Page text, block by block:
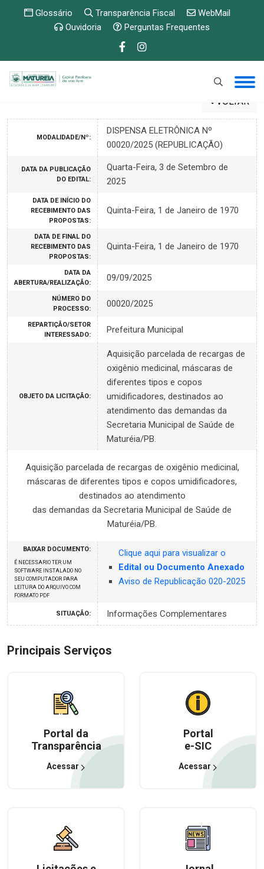
Glossário Transparência Fiscal
WebMail
Ouvidoria
Perguntas Frequentes
VOLTAR
MODALIDADE/Nº:
DISPENSA ELETRÔNICA Nº
00020/2025 (REPUBLICAÇÃO)
DATA DA PUBLICAÇÃO
DO EDITAL:
Quarta-Feira, 3 de Setembro de
2025
DATA DE INÍCIO DO
RECEBIMENTO DAS
PROPOSTAS:
Quinta-Feira, 1 de Janeiro de 1970
DATA DE FINAL DO
RECEBIMENTO DAS
PROPOSTAS:
Quinta-Feira, 1 de Janeiro de 1970
DATA DA
ABERTURA/REALIZAÇÃO:
09/09/2025
NÚMERO DO
PROCESSO:
00020/2025
REPARTIÇÃO/SETOR
INTERESSADO:
Prefeitura Municipal
OBJETO DA LICITAÇÃO:
Aquisição parcelada de recargas de
oxigênio medicinal, máscaras de
diferentes tipos e copos
umidificadores, destinados ao
atendimento das demandas da
Secretaria Municipal de Saúde de
Maturéia/PB.
Aquisição parcelada de recargas de oxigênio medicinal,
máscaras de diferentes tipos e copos umidificadores,
destinados ao atendimento
das demandas da Secretaria Municipal de Saúde de
Maturéia/PB.
BAIXAR DOCUMENTO:
É NECESSARIO TER UM
SOFTWARE INSTALADO NO
SEU COMPUTADOR PARA
LEITURA DO ARQUIVO COM
FORMATO PDF
Clique aqui para visualizar o
Edital ou Documento Anexado
Aviso de Republicação 020-2025
SITUAÇÃO: Informações Complementares
Principais Serviços
Portal da
Transparência
Acessar
Portal
e-SIC
Acessar